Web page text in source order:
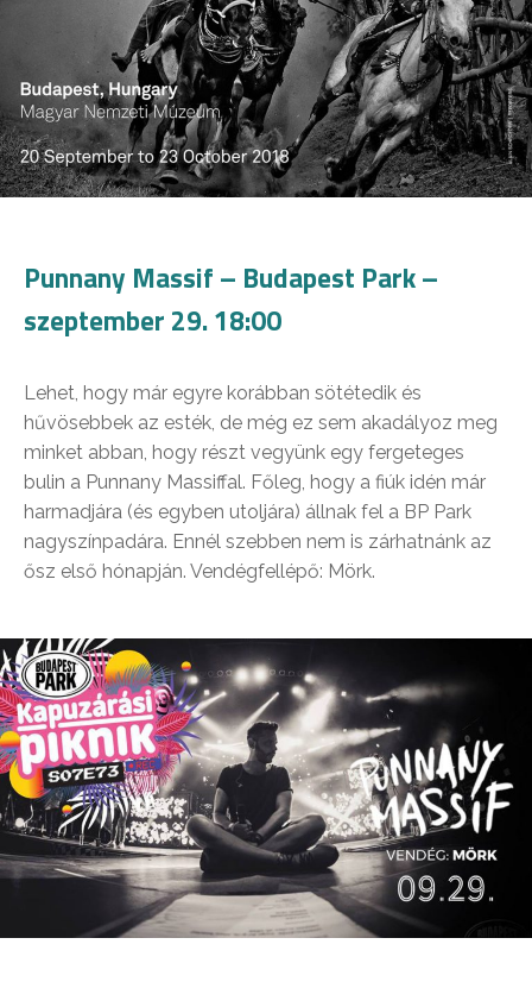
Punnany Massif – Budapest Park –
szeptember 29. 18:00
Lehet, hogy már egyre korábban sötétedik és
hűvösebbek az esték, de még ez sem akadályoz meg
minket abban, hogy részt vegyünk egy fergeteges
bulin a Punnany Massiffal. Főleg, hogy a fiúk idén már
harmadjára (és egyben utoljára) állnak fel a BP Park
nagyszínpadára. Ennél szebben nem is zárhatnánk az
ősz első hónapján. Vendégfellépő: Mörk.